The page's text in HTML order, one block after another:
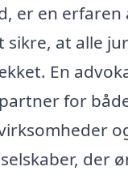
er en erfaren
sikre, at alle
En
for
der